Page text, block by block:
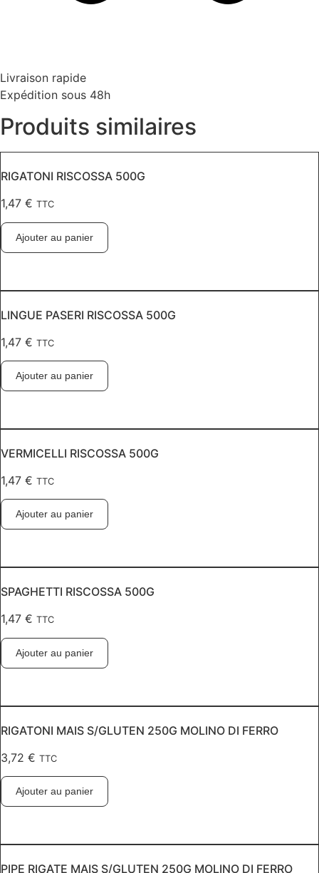
Livraison rapide
Expédition sous 48h
Produits similaires
RIGATONI RISCOSSA 500G
1,47 € TTC
Ajouter au panier
LINGUE PASERI RISCOSSA 500G
1,47 € TTC
Ajouter au panier
VERMICELLI RISCOSSA 500G
1,47 € TTC
Ajouter au panier
SPAGHETTI RISCOSSA 500G
1,47 € TTC
Ajouter au panier
RIGATONI MAIS S/GLUTEN 250G MOLINO DI FERRO
3,72 € TTC
Ajouter au panier
PIPE RIGATE MAIS S/GLUTEN 250G MOLINO DI FERRO